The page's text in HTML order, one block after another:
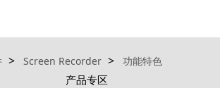
Screen Recorder 功能特色
产品专区